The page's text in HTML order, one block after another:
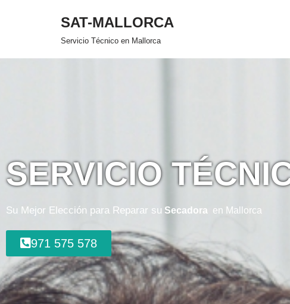
SAT-MALLORCA
Servicio Técnico en Mallorca
SERVICIO
Su Mejor Elección para Reparar su Secadora en Mallorca
971 575 578